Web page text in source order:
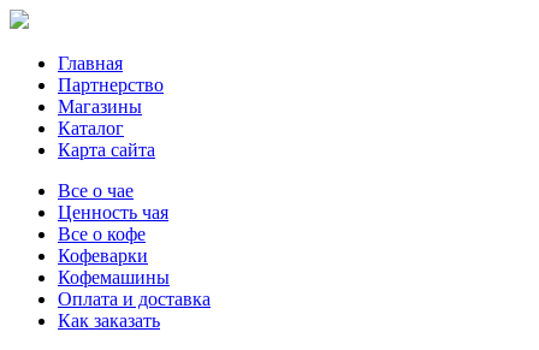
Главная
Партнерство
Магазины
Каталог
Карта сайта
Все о чае
Ценность чая
Все о кофе
Кофеварки
Кофемашины
Оплата и доставка
Как заказать